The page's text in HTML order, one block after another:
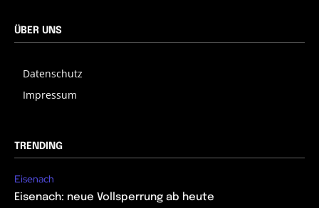
ÜBER UNS
Datenschutz
Impressum
TRENDING
Eisenach
Eisenach: neue Vollsperrung ab heute